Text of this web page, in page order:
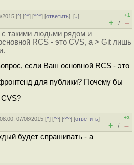
2015 [^] [^^] [^^^] [ответить][↓]
+1
+ / –
такими людьми рядом и
RCS - это CVS, а > Git лишь
если Ваш основной RCS - это
для публики? Почему бы
CVS?
07/08/2015 [^] [^^] [^^^] [ответить]
+3
+ / –
будет спрашивать - а